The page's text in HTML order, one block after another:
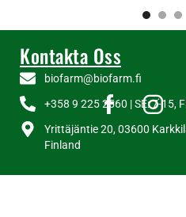
Kontakta Oss
biofarm@biofarm.fi
+358 9 225 2560 | SE: 7-15,
Yrittäjäntie 20, 03600
Finland